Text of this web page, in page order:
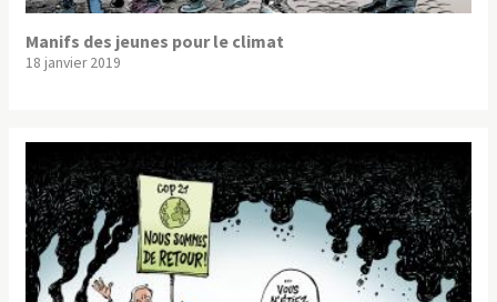
Manifs des jeunes pour le climat
18 janvier 2019